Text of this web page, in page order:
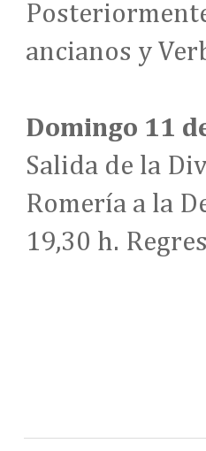
ancianos y
Domingo 11
Salida de la
Romería a la
19,30 h.